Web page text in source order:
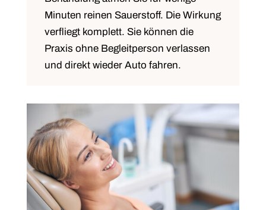
Minuten reinen Sauerstoff. Die Wirkung
verfliegt komplett. Sie können die
Praxis ohne Begleitperson verlassen
und direkt wieder Auto fahren.